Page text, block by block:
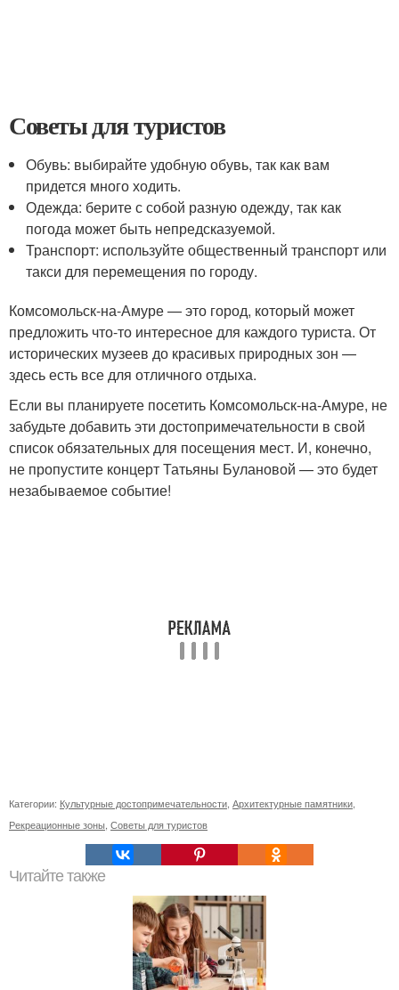
Советы для туристов
Обувь: выбирайте удобную обувь, так как вам
придется много ходить.
Одежда: берите с собой разную одежду, так как
погода может быть непредсказуемой.
Транспорт: используйте общественный транспорт или
такси для перемещения по городу.
Комсомольск-на-Амуре — это город, который может
предложить что-то интересное для каждого туриста. От
исторических музеев до красивых природных зон —
здесь есть все для отличного отдыха.
Если вы планируете посетить Комсомольск-на-Амуре, не
забудьте добавить эти достопримечательности в свой
список обязательных для посещения мест. И, конечно,
не пропустите концерт Татьяны Булановой — это будет
незабываемое событие!
Категории: Культурные достопримечательности Архитектурные памятники
Рекреационные зоны Советы для туристов
Читайте также